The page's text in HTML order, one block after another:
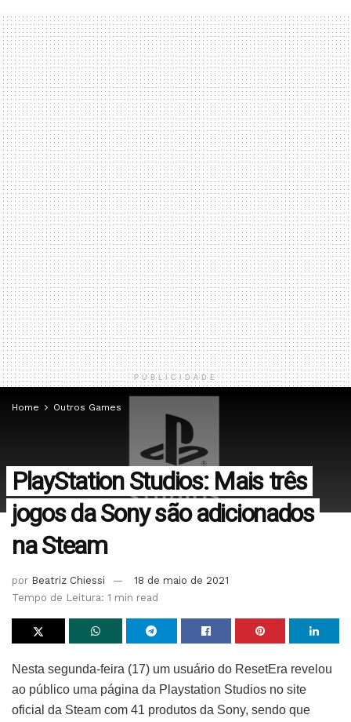
PUBLICIDADE
Home Outros Games
PlayStation Studios: Mais três
jogos da Sony são adicionados
na Steam
por Beatriz Chiessi
18 de maio de 2021
Tempo de Leitura: 1 min read
Nesta segunda-feira (17) um usuário do ResetEra revelou
ao público uma página da Playstation Studios no site
oficial da Steam com 41 produtos da Sony, sendo que